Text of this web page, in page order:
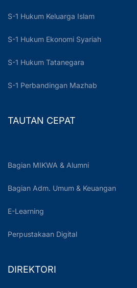
S-1 Hukum Keluarga Islam
S-1 Hukum Ekonomi Syariah
S-1 Hukum Tatanegara
S-1 Perbandingan Mazhab
TAUTAN CEPAT
Bagian MIKWA & Alumni
Bagian Adm. Umum & Keuangan
E-Learning
Perpustakaan Digital
DIREKTORI